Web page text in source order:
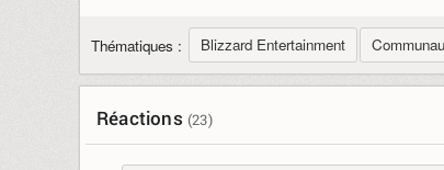
Thématiques : Blizzard Entertainment
Réactions (23)